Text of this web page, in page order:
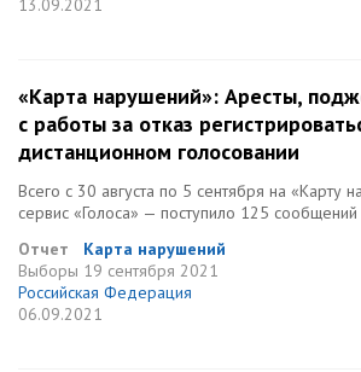
13.09.2021
«Карта нарушений»: Аресты,
с работы за отказ
дистанционном голосовании
Всего с 30 августа по 5 сентября на «Карту
сервис «Голоса» — поступило 125 сообщений
Отчет
Карта нарушений
Выборы 19 сентября 2021
Российская Федерация
06.09.2021